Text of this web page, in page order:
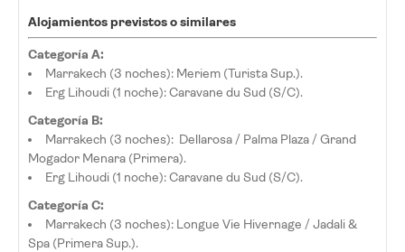
Alojamientos previstos o similares
Categoría A:
Marrakech (3 noches): Meriem (Turista Sup.).
Erg Lihoudi (1 noche): Caravane du Sud (S/C).
Categoría B:
Marrakech (3 noches): Dellarosa / Palma Plaza / Grand
Mogador Menara (Primera).
Erg Lihoudi (1 noche): Caravane du Sud (S/C).
Categoría C:
Marrakech (3 noches): Longue Vie Hivernage / Jadali &
Spa (Primera Sup.).